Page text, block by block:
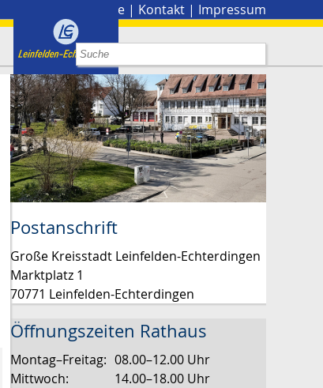
Presse | Kontakt | Impressum
Postanschrift
Große Kreisstadt Leinfelden-Echterdingen
Marktplatz 1
70771 Leinfelden-Echterdingen
Öffnungszeiten Rathaus
Montag–Freitag: 08.00–12.00 Uhr
Mittwoch:
14.00–18.00 Uhr